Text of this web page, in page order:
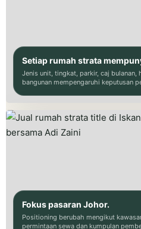
Setiap rumah strata
Jenis unit, tingkat, parkir, caj bulanan,
bangunan mempengaruhi keputusan
Fokus pasaran Johor.
Positioning berubah mengikut
permintaan sewa dan kumpulan